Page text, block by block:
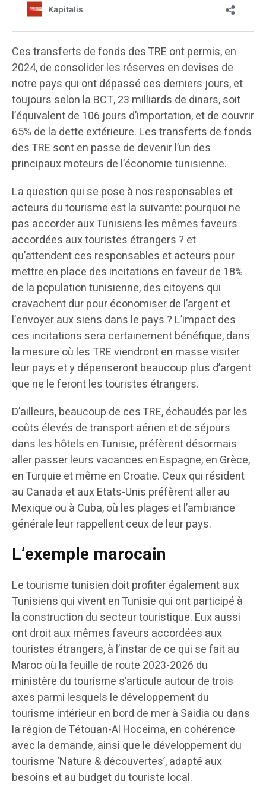
Ces transferts de fonds des TRE ont permis, en
2024, de consolider les réserves en devises de
notre pays qui ont dépassé ces derniers jours, et
toujours selon la BCT, 23 milliards de dinars, soit
l’équivalent de 106 jours d’importation, et de couvrir
65% de la dette extérieure. Les transferts de fonds
des TRE sont en passe de devenir l’un des
principaux moteurs de l’économie tunisienne.
La question qui se pose à nos responsables et
acteurs du tourisme est la suivante: pourquoi ne
pas accorder aux Tunisiens les mêmes faveurs
accordées aux touristes étrangers ? et
qu’attendent ces responsables et acteurs pour
mettre en place des incitations en faveur de 18%
de la population tunisienne, des citoyens qui
cravachent dur pour économiser de l’argent et
l’envoyer aux siens dans le pays ? L’impact des
ces incitations sera certainement bénéfique, dans
la mesure où les TRE viendront en masse visiter
leur pays et y dépenseront beaucoup plus d’argent
que ne le feront les touristes étrangers.
D’ailleurs, beaucoup de ces TRE, échaudés par les
coûts élevés de transport aérien et de séjours
dans les hôtels en Tunisie, préfèrent désormais
aller passer leurs vacances en Espagne, en Grèce,
en Turquie et même en Croatie. Ceux qui résident
au Canada et aux Etats-Unis préfèrent aller au
Mexique ou à Cuba, où les plages et l’ambiance
générale leur rappellent ceux de leur pays.
L’exemple marocain
Le tourisme tunisien doit profiter également aux
Tunisiens qui vivent en Tunisie qui ont participé à
la construction du secteur touristique. Eux aussi
ont droit aux mêmes faveurs accordées aux
touristes étrangers, à l’instar de ce qui se fait au
Maroc où la feuille de route 2023-2026 du
ministère du tourisme s’articule autour de trois
axes parmi lesquels le développement du
tourisme intérieur en bord de mer à Saidia ou dans
la région de Tétouan-Al Hoceima, en cohérence
avec la demande, ainsi que le développement du
tourisme ‘Nature & découvertes’, adapté aux
besoins et au budget du touriste local.